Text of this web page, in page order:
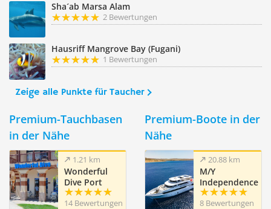
Sha´ab Marsa Alam
2 Bewertungen
Hausriff Mangrove Bay (Fugani)
1 Bewertungen
Zeige alle Punkte für Taucher
Premium-Tauchbasen
in der Nähe
1.21 km
Wonderful
Dive Port
Ghalib
14 Bewertungen
Premium-Boote in der
Nähe
20.88 km
M/Y
Independence
III
8 Bewertungen